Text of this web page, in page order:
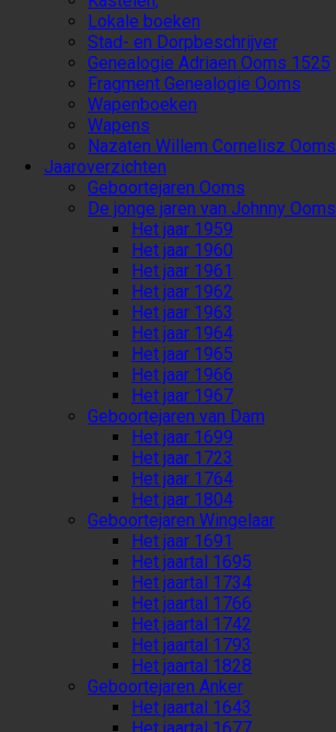
Lokale boeken
Stad- en Dorpbeschrijver
Genealogie Adriaen Ooms 1525
Fragment Genealogie Ooms
Wapenboeken
Wapens
Nazaten Willem Cornelisz Ooms
Jaaroverzichten
Geboortejaren Ooms
De jonge jaren van Johnny Ooms
Het jaar 1959
Het jaar 1960
Het jaar 1961
Het jaar 1962
Het jaar 1963
Het jaar 1964
Het jaar 1965
Het jaar 1966
Het jaar 1967
Geboortejaren van Dam
Het jaar 1699
Het jaar 1723
Het jaar 1764
Het jaar 1804
Geboortejaren Wingelaar
Het jaar 1691
Het jaartal 1695
Het jaartal 1734
Het jaartal 1766
Het jaartal 1742
Het jaartal 1793
Het jaartal 1828
Geboortejaren Anker
Het jaartal 1643